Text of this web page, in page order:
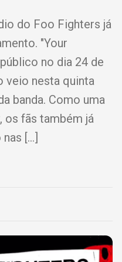
do Foo Fighters já
"Your
no dia 24 de
veio nesta quinta
banda. Como uma
os fãs também já
[…]